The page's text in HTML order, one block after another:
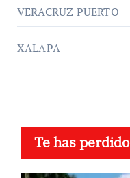
VERACRUZ PUERTO
XALAPA
Te has perdido